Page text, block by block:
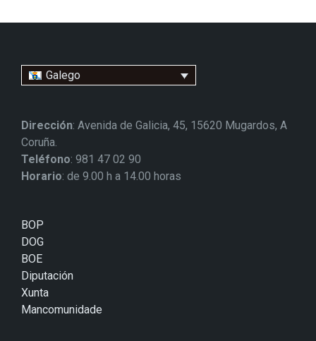
Galego
Dirección: Avenida de Galicia, 45, 15620 Mugardos, A
Coruña.
Teléfono: 981 47 02 90
Horario: de 9.00 h a 14.00 horas
BOP
DOG
BOE
Diputación
Xunta
Mancomunidade